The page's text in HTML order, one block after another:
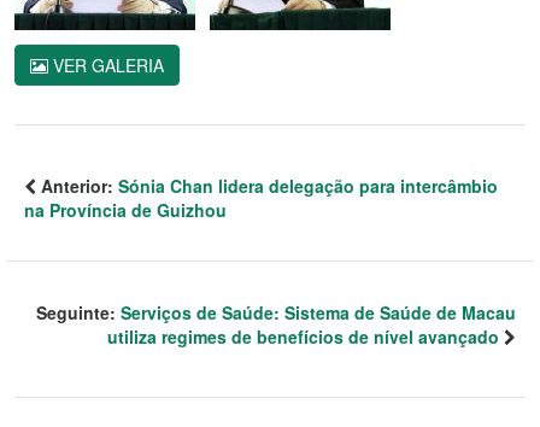
VER GALERIA
Anterior: Sónia Chan lidera delegação para intercâmbio
na Província de Guizhou
Seguinte: Serviços de Saúde: Sistema de Saúde de Macau
utiliza regimes de benefícios de nível avançado